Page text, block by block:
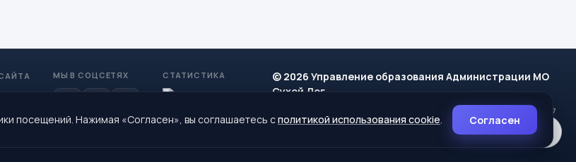
МЫ В СОЦСЕТЯХ СТАТИСТИКА
© 2026 Управление образования Администрации МО
Сухой Лог
624800, Свердловская область, г. Сухой Лог, ул. Кирова, дом 7
Политика cookie
посещений. Нажимая «Согласен», вы соглашаетесь сполитикой использования cookie. Согласен